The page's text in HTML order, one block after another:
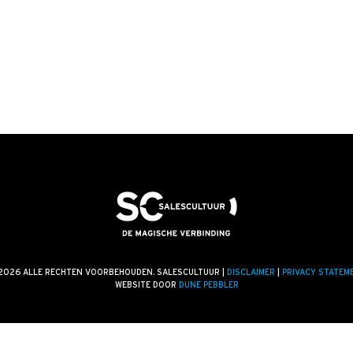
ALLE RECHTEN VOORBEHOUDEN. SALESCULTUUR | DISCLAIMER
PRIVACY
WEBSITE DOOR DUNE PEBBLER